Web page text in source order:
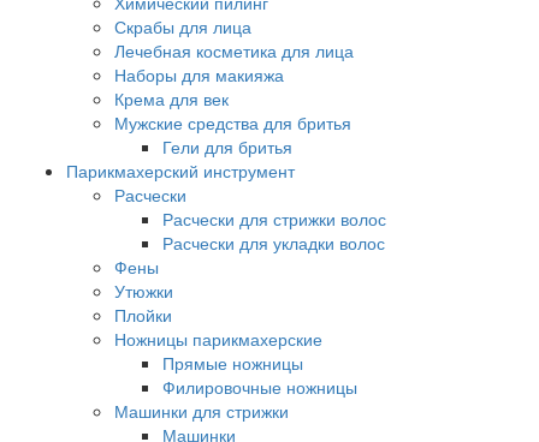
Скрабы для лица
Лечебная косметика для лица
Наборы для макияжа
Крема для век
Мужские средства для бритья
Гели для бритья
Парикмахерский инструмент
Расчески
Расчески для стрижки волос
Расчески для укладки волос
Фены
Утюжки
Плойки
Ножницы парикмахерские
Прямые ножницы
Филировочные ножницы
Машинки для стрижки
Машинки